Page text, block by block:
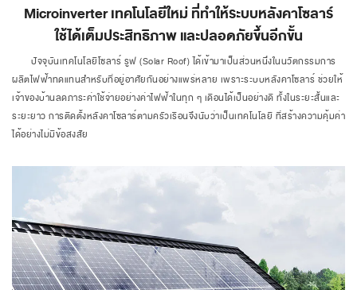
Microinverter เทคโนโลยีใหม่ ที่ทำให้ระบบหลังคาโซลาร์
ใช้ได้เต็มประสิทธิภาพ และปลอดภัยขึ้นอีกขั้น
ปัจจุบันเทคโนโลยีโซลาร์ รูฟ (Solar Roof) ได้เข้ามาเป็นส่วนหนึ่งในนวัตกรรมการ
ผลิตไฟฟ้าทดแทนสำหรับที่อยู่อาศัยกันอย่างแพร่หลาย เพราะระบบหลังคาโซลาร์ ช่วยให้
เจ้าของบ้านลดภาระค่าใช้จ่ายอย่างค่าไฟฟ้าในทุก ๆ เดือนได้เป็นอย่างดี ทั้งในระยะสั้นและ
ระยะยาว การติดตั้งหลังคาโซลาร์ตามครัวเรือนจึงนับว่าเป็นเทคโนโลยี ที่สร้างความคุ้มค่า
ได้อย่างไม่มีข้อสงสัย